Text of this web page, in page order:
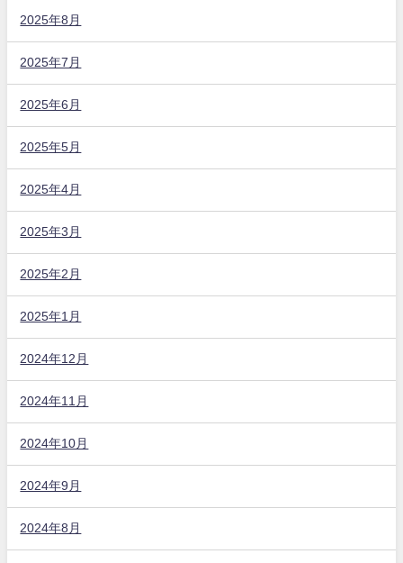
2025年8月
2025年7月
2025年6月
2025年5月
2025年4月
2025年3月
2025年2月
2025年1月
2024年12月
2024年11月
2024年10月
2024年9月
2024年8月